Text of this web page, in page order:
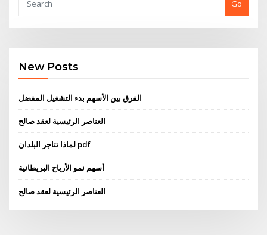
Go
New Posts
الفرق بين الأسهم بدء التشغيل المفضل
العناصر الرئيسية لعقد صالح
لماذا تتاجر البلدان pdf
أسهم نمو الأرباح البريطانية
العناصر الرئيسية لعقد صالح